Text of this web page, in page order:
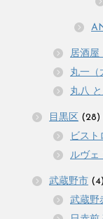
居酒屋
丸一（
丸八
目黒区 (28)
ビスト
ルヴェ
武蔵野市 (4)
武蔵野